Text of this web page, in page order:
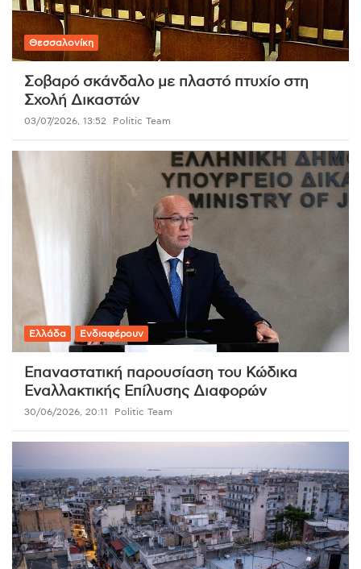
Θεσσαλονίκη
Σοβαρό σκάνδαλο με πλαστό πτυχίο στη
Σχολή Δικαστών
03/07/2026, 13:52 Politic Team
Ελλάδα Ενδιαφέρουν
Επαναστατική παρουσίαση του Κώδικα
Εναλλακτικής Επίλυσης Διαφορών
30/06/2026, 20:11 Politic Team